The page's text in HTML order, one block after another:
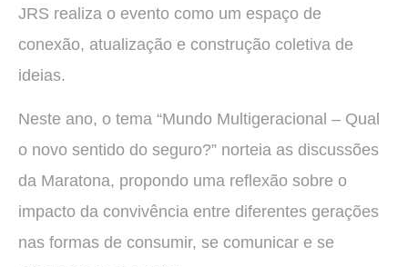
JRS realiza o evento como um espaço de
conexão, atualização e construção coletiva de
ideias.
Neste ano, o tema “Mundo Multigeracional – Qual
o novo sentido do seguro?” norteia as discussões
da Maratona, propondo uma reflexão sobre o
impacto da convivência entre diferentes gerações
nas formas de consumir, se comunicar e se